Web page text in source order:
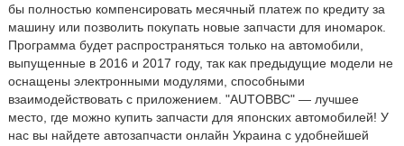
бы полностью компенсировать месячный платеж по кредиту за
машину или позволить покупать новые запчасти для иномарок.
Программа будет распространяться только на автомобили,
выпущенные в 2016 и 2017 году, так как предыдущие модели не
оснащены электронными модулями, способными
взаимодействовать с приложением. "AUTOBBC" — лучшее
место, где можно купить запчасти для японских автомобилей! У
нас вы найдете автозапчасти онлайн Украина с удобнейшей